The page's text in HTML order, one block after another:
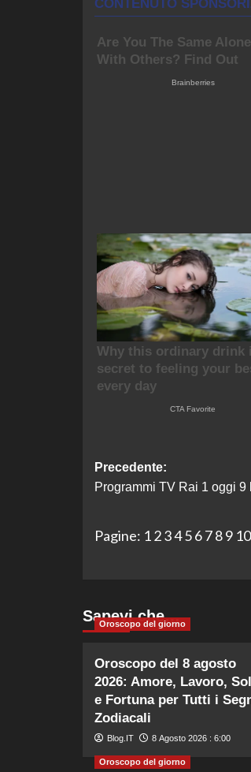
Navigazione
articolo
Precedente:
Programmi TV Rai 1 oggi 9
Pagine: 1 2 34 5 6 7 8 9 10
Sapevi che…
Oroscopo del giorno
Oroscopo del 8 agosto
2026: Amore, Lavoro,
e Fortuna per Tutti i
Zodiacali
Blog.IT 8 Agosto 2026 : 6:00
Oroscopo del giorno